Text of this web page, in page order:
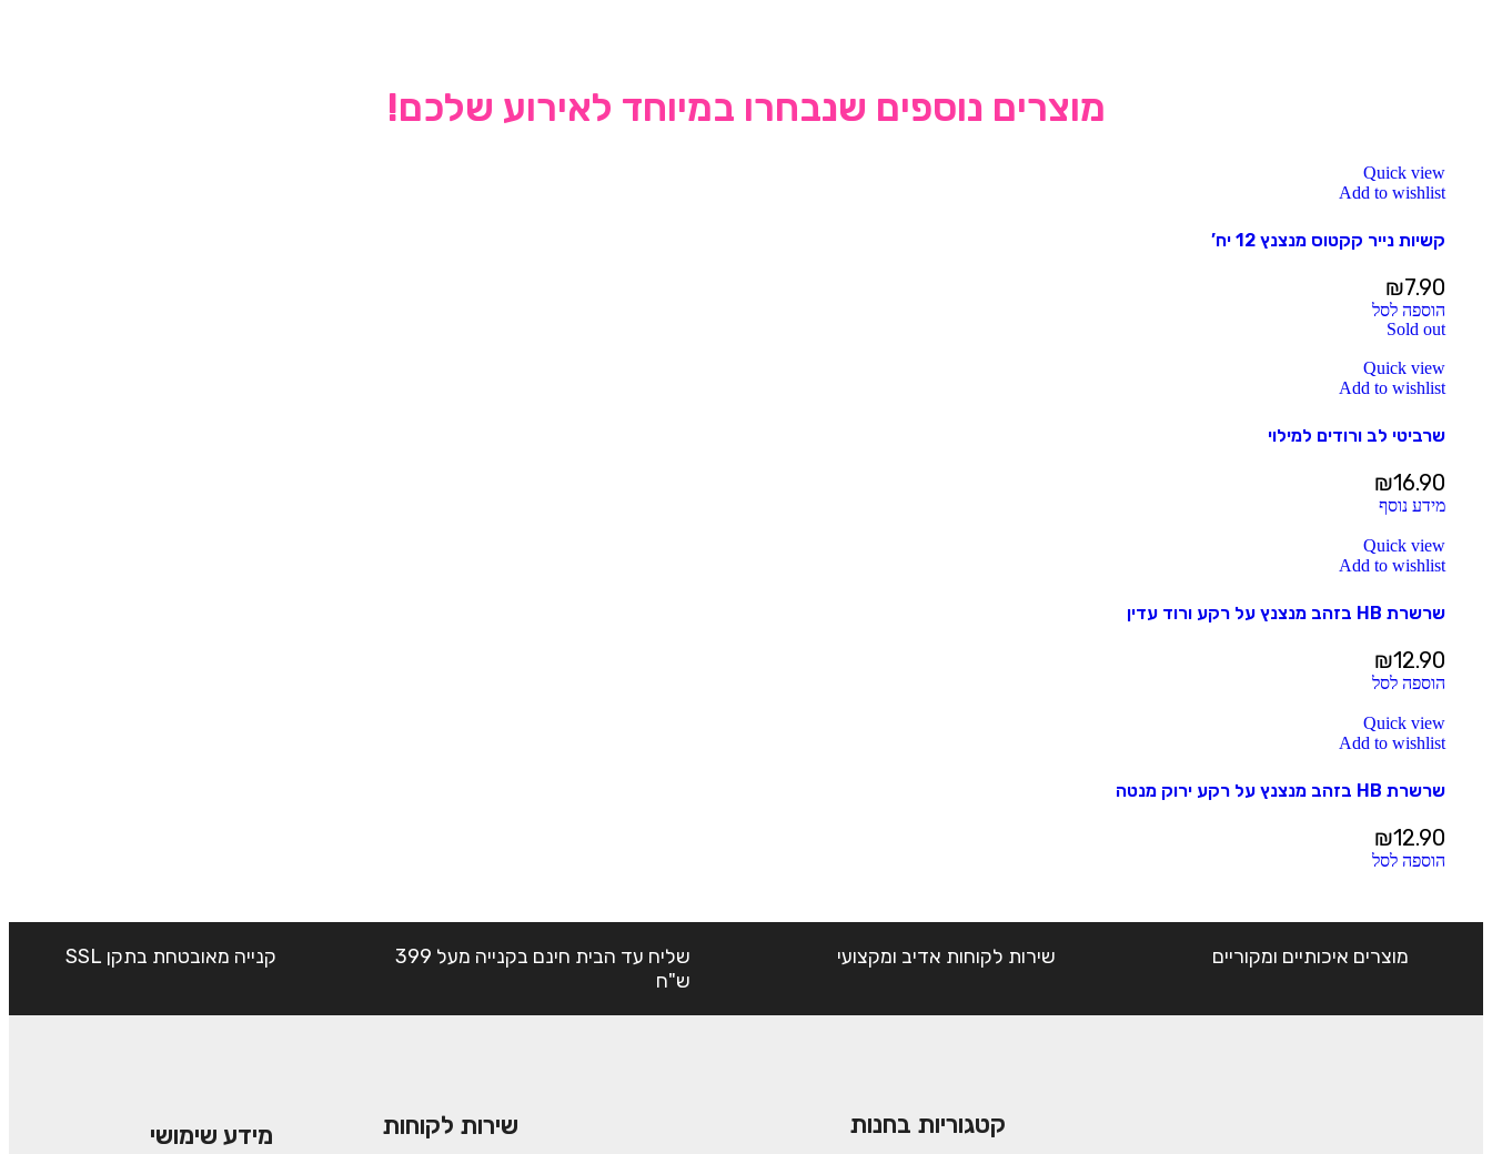
מוצרים נוספים שנבחרו במיוחד לאירוע שלכם!
Quick view
Add to wishlist
קשיות נייר קקטוס מנצנץ 12 יח’
₪7.90
הוספה לסל
Sold out
Quick view
Add to wishlist
שרביטי לב ורודים למילוי
₪16.90
מידע נוסף
Quick view
Add to wishlist
שרשרת HB בזהב מנצנץ על רקע ורוד עדין
₪12.90
הוספה לסל
Quick view
Add to wishlist
שרשרת HB בזהב מנצנץ על רקע ירוק מנטה
₪12.90
הוספה לסל
מוצרים איכותיים ומקוריים שירות לקוחות אדיב ומקצועי
שליח עד הבית חינם בקנייה מעל 399
ש"ח
קנייה מאובטחת בתקן SSL
קטגוריות בחנות שירות לקוחות מידע שימושי